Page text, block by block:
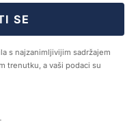
SE
s najzanimljivijim sadržajem
trenutku, a vaši podaci su